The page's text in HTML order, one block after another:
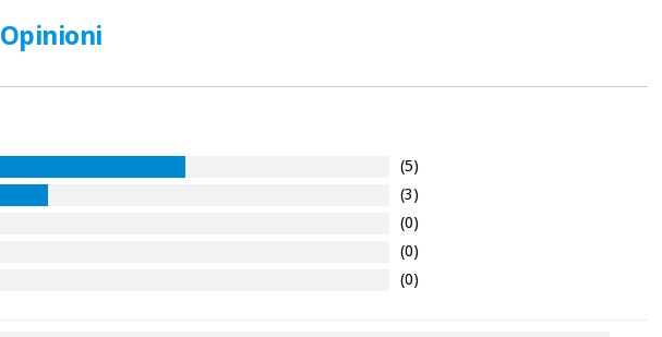
Opinioni
(5)
(3)
(0)
(0)
(0)